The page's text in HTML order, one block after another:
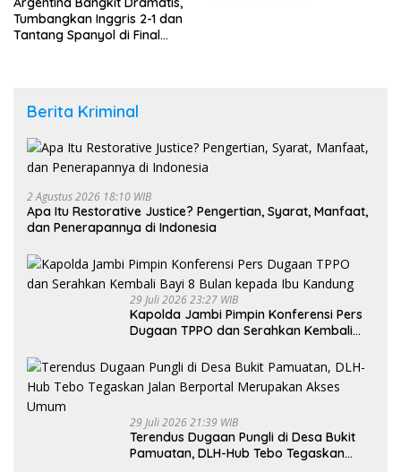
Tumbangkan Inggris 2-1 dan
Tantang Spanyol di Final
Berita Kriminal
2 Agustus 2026 18:10 WIB
Apa Itu Restorative Justice? Pengertian, Syarat, Manfaat,
dan Penerapannya di Indonesia
29 Juli 2026 23:27 WIB
Kapolda Jambi Pimpin Konferensi Pers
Dugaan TPPO dan Serahkan Kembali
29 Juli 2026 21:39 WIB
Terendus Dugaan Pungli di Desa Bukit
Pamuatan, DLH-Hub Tebo Tegaskan